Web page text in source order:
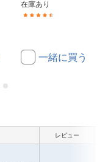
在庫あり
一緒に買う
レビュー